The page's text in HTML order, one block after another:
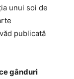
unui soi de
publicată
gânduri